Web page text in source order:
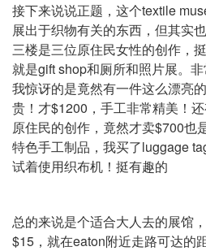
接下来说说正题，这个textile
展出于织物有关的东西，但其实
三楼是三位原住民女性的创作，
就是gift shop和厕所和照片展。
我惊讶的是竟然有一件这么漂亮
贵！才$1200，手工非常精美！
原住民的创作，竟然才卖$700也
特色手工制品，我买了luggage
试着使用织布机！挺有趣的
总的来说是个适合大人去的展馆
$15，就在eaton附近走路可达的距